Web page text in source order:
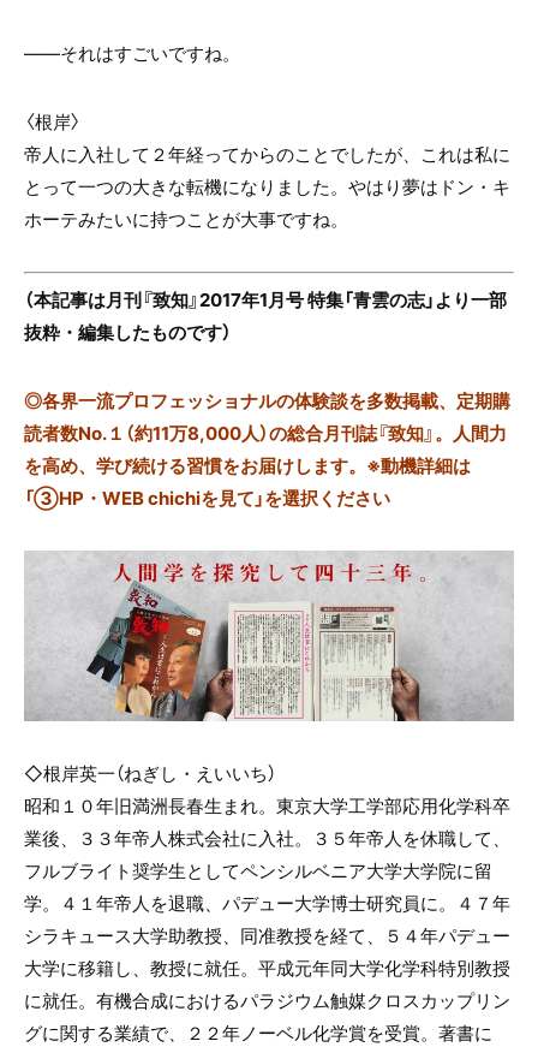
――それはすごいですね。
〈根岸〉
帝人に入社して２年経ってからのことでしたが、これは私に
とって一つの大きな転機になりました。やはり夢はドン・キ
ホーテみたいに持つことが大事ですね。
（本記事は月刊『致知』2017年1月号 特集「青雲の志」より一部
抜粋・編集したものです）
◎各界一流プロフェッショナルの体験談を多数掲載、定期購
読者数No.１（約11万8,000人）の総合月刊誌『致知』。人間力
を高め、学び続ける習慣をお届けします。※動機詳細は
「③HP・WEB chichiを見て」を選択ください
◇根岸英一（ねぎし・えいいち）
昭和１０年旧満洲長春生まれ。東京大学工学部応用化学科卒
業後、３３年帝人株式会社に入社。３５年帝人を休職して、
フルブライト奨学生としてペンシルベニア大学大学院に留
学。４１年帝人を退職、パデュー大学博士研究員に。４７年
シラキュース大学助教授、同准教授を経て、５４年パデュー
大学に移籍し、教授に就任。平成元年同大学化学科特別教授
に就任。有機合成におけるパラジウム触媒クロスカップリン
グに関する業績で、２２年ノーベル化学賞を受賞。著書に